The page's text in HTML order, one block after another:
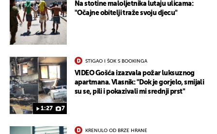
Na stotine maloljetnika lutaju ulicama:
"Očajne obitelji traže svoju djecu"
1:27 7
STIGAO I ŠOK S BOOKINGA
VIDEO Gošća izazvala požar luksuznog
apartmana. Vlasnik: "Dok je gorjelo, smijali
su se, pili i pokazivali mi srednji prst"
KRENULO OD BRZE HRANE